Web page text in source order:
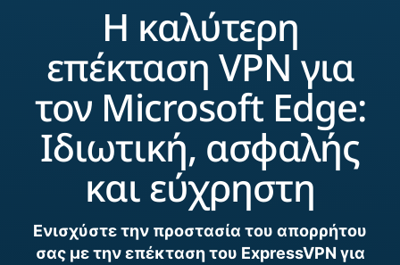
Η καλύτερη
επέκταση VPN για
τον Microsoft Edge:
Ιδιωτική, ασφαλής
και εύχρηστη
Ενισχύστε την προστασία του απορρήτου
σας με την επέκταση του ExpressVPN για